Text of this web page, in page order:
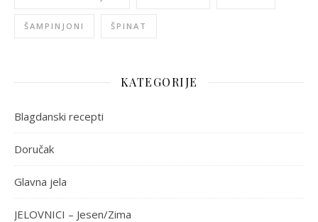
ŠAMPINJONI ŠPINAT
KATEGORIJE
Blagdanski recepti
Doručak
Glavna jela
JELOVNICI – Jesen/Zima